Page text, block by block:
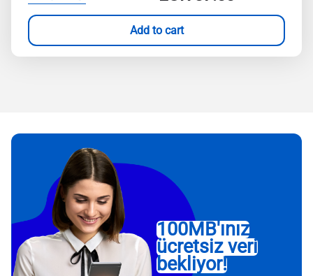
Add to cart
100MB'ınız
ücretsiz veri
bekliyor!